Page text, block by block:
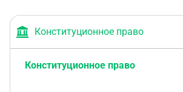
Конституционное право
Конституционное право